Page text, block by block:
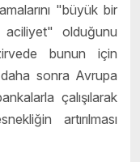
"büyük bir
olduğunu
bunun için
sonra Avrupa
çalışılarak
artırılması